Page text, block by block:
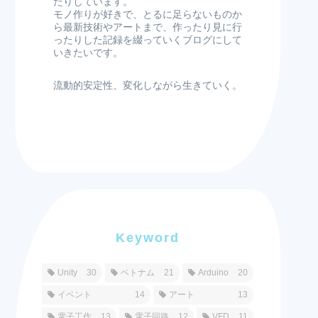
モノ作りが好きで、とるに足らないものか
ら最新技術やアートまで、作ったり見に行
ったりした記録を綴っていくブログにして
いきたいです。
流動的安定性、変化しながら生きていく。
Keyword
Unity 30 ベトナム 21 Arduino 20
イベント 14 アート 13